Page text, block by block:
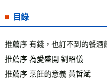
目錄
推薦序 有錢，也訂不到的餐酒
推薦序 為愛盛開 劉昭儀
推薦序 烹飪的意義 黃哲斌